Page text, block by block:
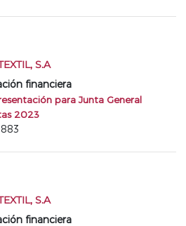
S.A
financiera
para Junta General
2023
S.A
financiera